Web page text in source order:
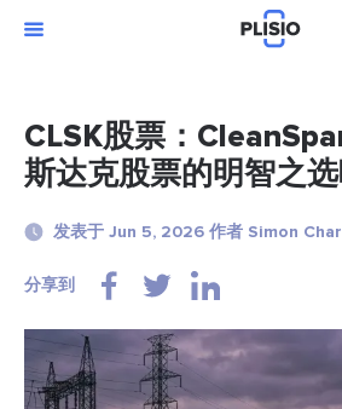
CLSK股票：
斯达克股票的明智之选
发表于 Jun 5, 2026 作者 Simon
分享到